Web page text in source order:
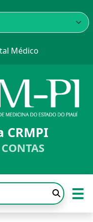
Médico
CRMPI
☰